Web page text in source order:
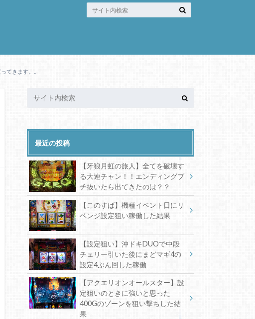
てきます。。
最近の投稿
【牙狼月虹の旅人】全てを破壊す
る大連チャン！！エンディングブ
チ抜いたら出てきたのは？？
【このすば】機種イベント日にリ
ベンジ設定狙い稼働した結果
【設定狙い】沖ドキDUOで中段
チェリー引いた後にまどマギ4の
設定4ぶん回した稼働
【アクエリオンオールスター】設
定狙いのときに強いと思った
400Gのゾーンを狙い撃ちした結
果